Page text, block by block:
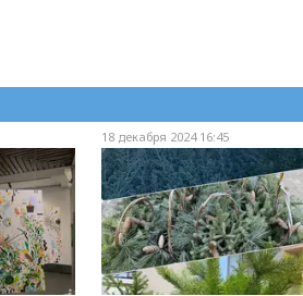
18 декабря 2024 16:45